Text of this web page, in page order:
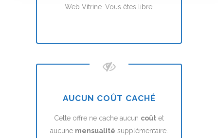
Web Vitrine. Vous êtes libre.
AUCUN COÛT CACHÉ
Cette offre ne cache aucun coût et
aucune mensualité supplémentaire.